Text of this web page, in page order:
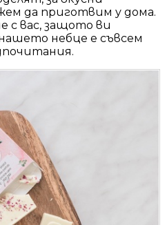
да приготвим у дома.
с вас, защото ви
небце е съвсем